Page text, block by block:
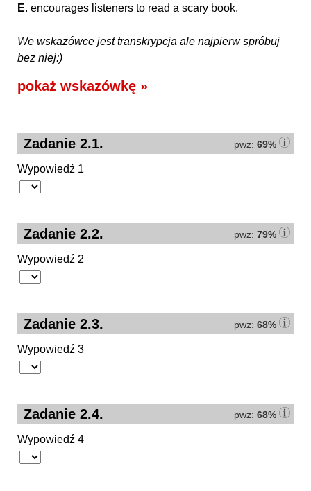
E. encourages listeners to read a scary book.
We wskazówce jest transkrypcja ale najpierw spróbuj
bez niej:)
pokaż wskazówkę »
pwz: 69%
Zadanie 2.1.
Wypowiedź 1
pwz: 79%
Zadanie 2.2.
Wypowiedź 2
pwz: 68%
Zadanie 2.3.
Wypowiedź 3
pwz: 68%
Zadanie 2.4.
Wypowiedź 4